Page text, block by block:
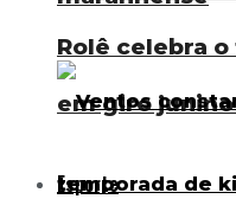
Rolê celebra
em giro
Esporte